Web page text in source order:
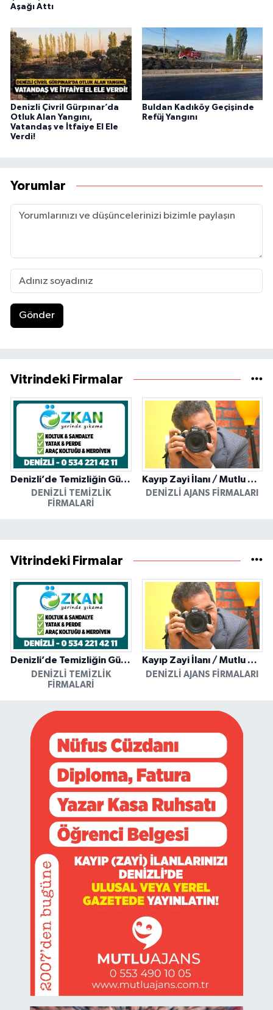
Aşağı Attı
Denizli Çivril Gürpınar’da
Otluk Alan Yangını,
Vatandaş ve İtfaiye El Ele
Verdi!
Buldan Kadıköy Geçişinde
Refüj Yangını
Yorumlar
Gönder
Vitrindeki Firmalar
Denizli’de Temizliğin Güvenilir Adresi: Özkan Yerinde Yıkama
DENIZLI TEMIZLIK
FIRMALARI
Kayıp Zayi İlanı / Mutlu Ajans / Denizli
DENIZLI AJANS FIRMALARI
Vitrindeki Firmalar
Denizli’de Temizliğin Güvenilir Adresi: Özkan Yerinde Yıkama
DENIZLI TEMIZLIK
FIRMALARI
Kayıp Zayi İlanı / Mutlu Ajans / Denizli
DENIZLI AJANS FIRMALARI